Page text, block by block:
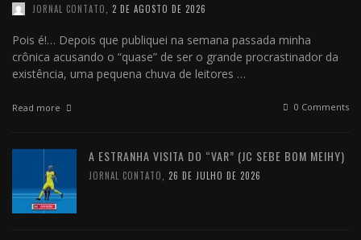
JORNAL CONTATO 2 DE AGOSTO DE 2026
Pois é!… Depois que publiquei na semana passada minha
crônica acusando o “quase” de ser o grande procrastinador da
existência, uma pequena chuva de leitores …
Read more 0 Comments
A ESTRANHA VISITA DO “VAR” (JC SEBE BOM MEIHY)
JORNAL CONTATO 26 DE JULHO DE 2026